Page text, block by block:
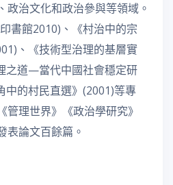
政治文化和政治參與等領域。
書館2010)、《村治中的宗
、《技術型治理的基層實
之道—當代中國社會穩定研
中的村民直選》(2001)等專
管理世界》《政治學研究》
表論文百餘篇。